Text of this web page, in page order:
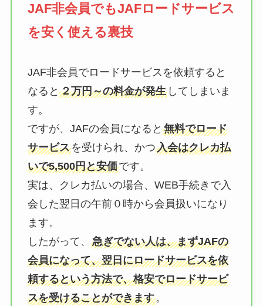
JAF非会員でもJAFロードサービス
を安く使える裏技
JAF非会員でロードサービスを依頼すると
なると ２万円～の料金が発生してしまいま
す。
ですが、JAFの会員になると 無料でロード
サービスを受けられ、かつ入会はクレカ払
いで5,500円と安価です。
実は、クレカ払いの場合、WEB手続きで入
会した翌日の午前０時から会員扱いになり
ます。
したがって、 急ぎでない人は、まずJAFの
会員になって、翌日にロードサービスを依
頼するという方法で、格安でロードサービ
スを受けることができます。